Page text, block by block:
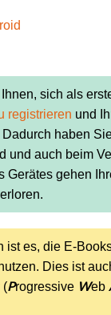
sich als
registrieren und
haben
und auch beim
Gerätes gehen
ist es, die E-
Dies ist
(Progressive Web